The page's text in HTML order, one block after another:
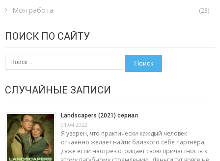
Моя работа (23)
ПОИСК ПО САЙТУ
Найти:
СЛУЧАЙНЫЕ ЗАПИСИ
Landscapers (2021) сериал
01.04.2022
Я уверен, что практически каждый человек
отчаянно желает найти близкого себе партнёра,
даже если наотрез отрицает свою причастность к